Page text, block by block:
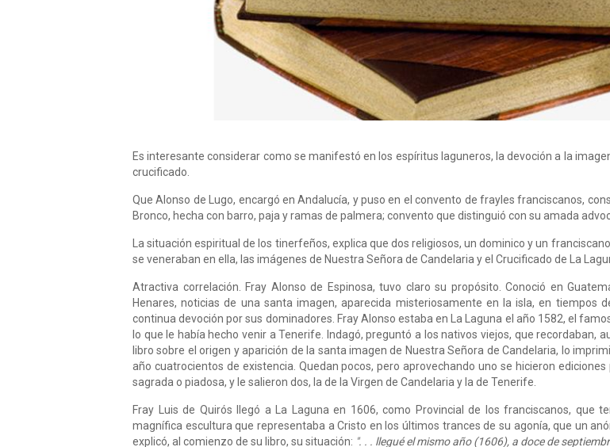
Es interesante considerar como se manifestó en los espíritus laguneros, la devoción a la
crucificado.
Que Alonso de Lugo, encargó en Andalucía, y puso en el convento de frayles franciscanos,
Bronco, hecha con barro, paja y ramas de palmera; convento que distinguió con su amada
La situación espiritual de los tinerfeños, explica que dos religiosos, un dominico y un
se veneraban en ella, las imágenes de Nuestra Señora de Candelaria y el Crucificado de La
Atractiva correlación. Fray Alonso de Espinosa, tuvo claro su propósito. Conoció en
Henares, noticias de una santa imagen, aparecida misteriosamente en la isla, en tiem­pos
continua devo­ción por sus dominadores. Fray Alonso estaba en La Laguna el año 1582, el
lo que le había he­cho venir a Tenerife. Indagó, preguntó a los nativos viejos, que recordaban,
libro sobre el origen y apa­rición de la santa imagen de Nuestra Señora de Candelaria, lo
año cuatrocientos de existencia. Quedan pocos, pero aprovechando uno se hicieron
sagrada o piadosa, y le salieron dos, la de la Virgen de Candelaria y la de Tenerife.
Fray Luis de Quirós Ilegó a La Laguna en 1606, como Provincial de los franciscanos, que
magnífica escultura que representaba a Cristo en los últimos trances de su agonía, que un
explicó, al comienzo de su libro, su situación: ". . . llegué el mismo año (1606), a doce de